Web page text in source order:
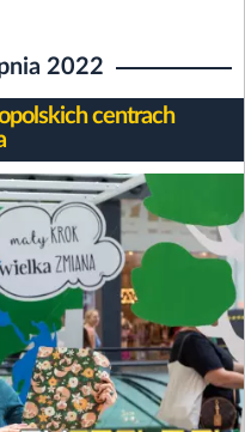
2022
centrach